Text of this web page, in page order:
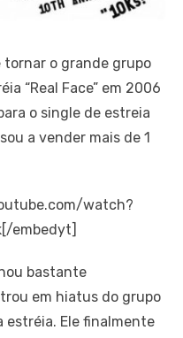
tornar o grande grupo
“Real Face” em 2006
o single de estreia
a vender mais de 1
watch?
embedyt]
bastante
rou em hiatus do grupo
estréia. Ele final mente